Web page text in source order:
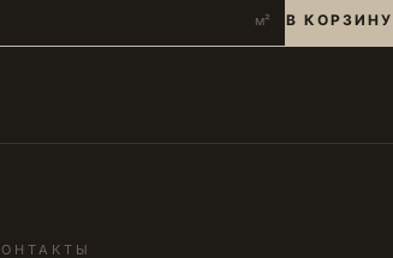
м² В КОРЗИНУ